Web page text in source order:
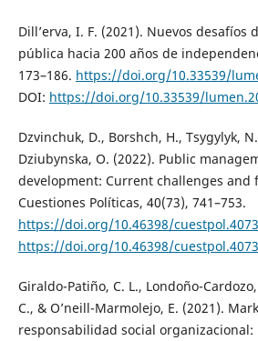
Dill’erva, I. F. (2021). Nuevos desafíos
pública hacia 200 años de
173–186. https://doi.org/10.33539/
DOI: https://doi.org/10.33539/
Dzvinchuk, D., Borshch, H., Tsygylyk,
Dziubynska, O. (2022). Public
development: Current challenges and
Cuestiones Políticas, 40(73), 741–753.
https://doi.org/10.46398/
https://doi.org/10.46398/
Giraldo-Patiño, C. L., Londoño-
C., & O’neill-Marmolejo, E. (2021).
responsabilidad social organizacional: